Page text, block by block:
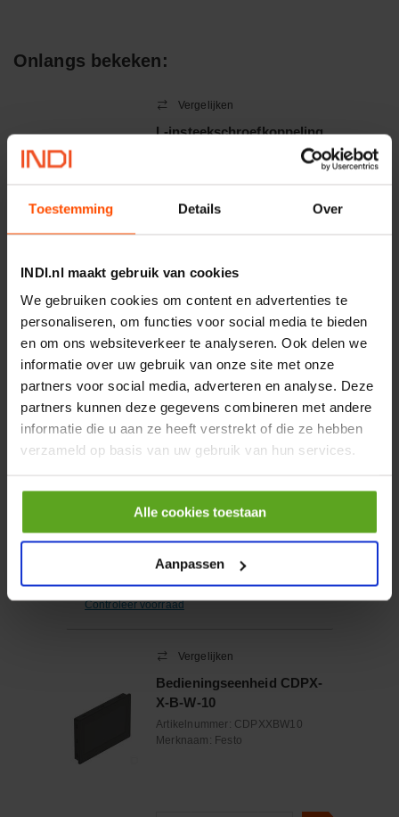
Toestemming Details Over
INDI.nl maakt gebruik van cookies
We gebruiken cookies om content en advertenties te
personaliseren, om functies voor social media te bieden
en om ons websiteverkeer te analyseren. Ook delen we
informatie over uw gebruik van onze site met onze
partners voor social media, adverteren en analyse. Deze
partners kunnen deze gegevens combineren met andere
informatie die u aan ze heeft verstrekt of die ze hebben
verzameld op basis van uw gebruik van hun services.
Alle cookies toestaan
Aanpassen
Afdichtingen voor synthetische- en natuurlijke oliën
Onlangs bekeken:
Vergelijken
L-insteekschroefkoppeling
NPQHLG38Q12P10
Merknaam:Festo
− Aantal +
Controleer voorraad
Vergelijken
Snelkoppeling 1" 25mm
M30x1.5 female
Artikelnummer:CVC163015F
Merknaam:Faster
− Aantal
EA
Controleer voorraad
Vergelijken
Bedieningseenheid CDPX-
X-B-W-10
Artikelnummer: CDPXXBW10
Merknaam: Festo